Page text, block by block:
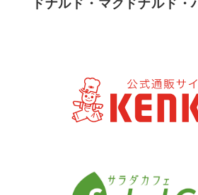
ドナルド・マクドナルド・